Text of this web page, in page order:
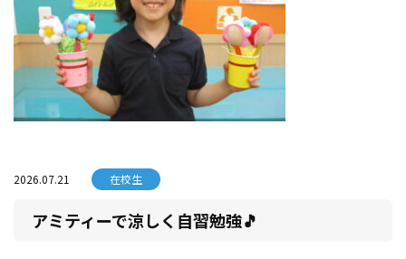
2026.07.21 在校生
アミティーで涼しく自習勉強🎵